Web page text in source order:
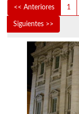
<< Anteriores 1
Siguientes >>